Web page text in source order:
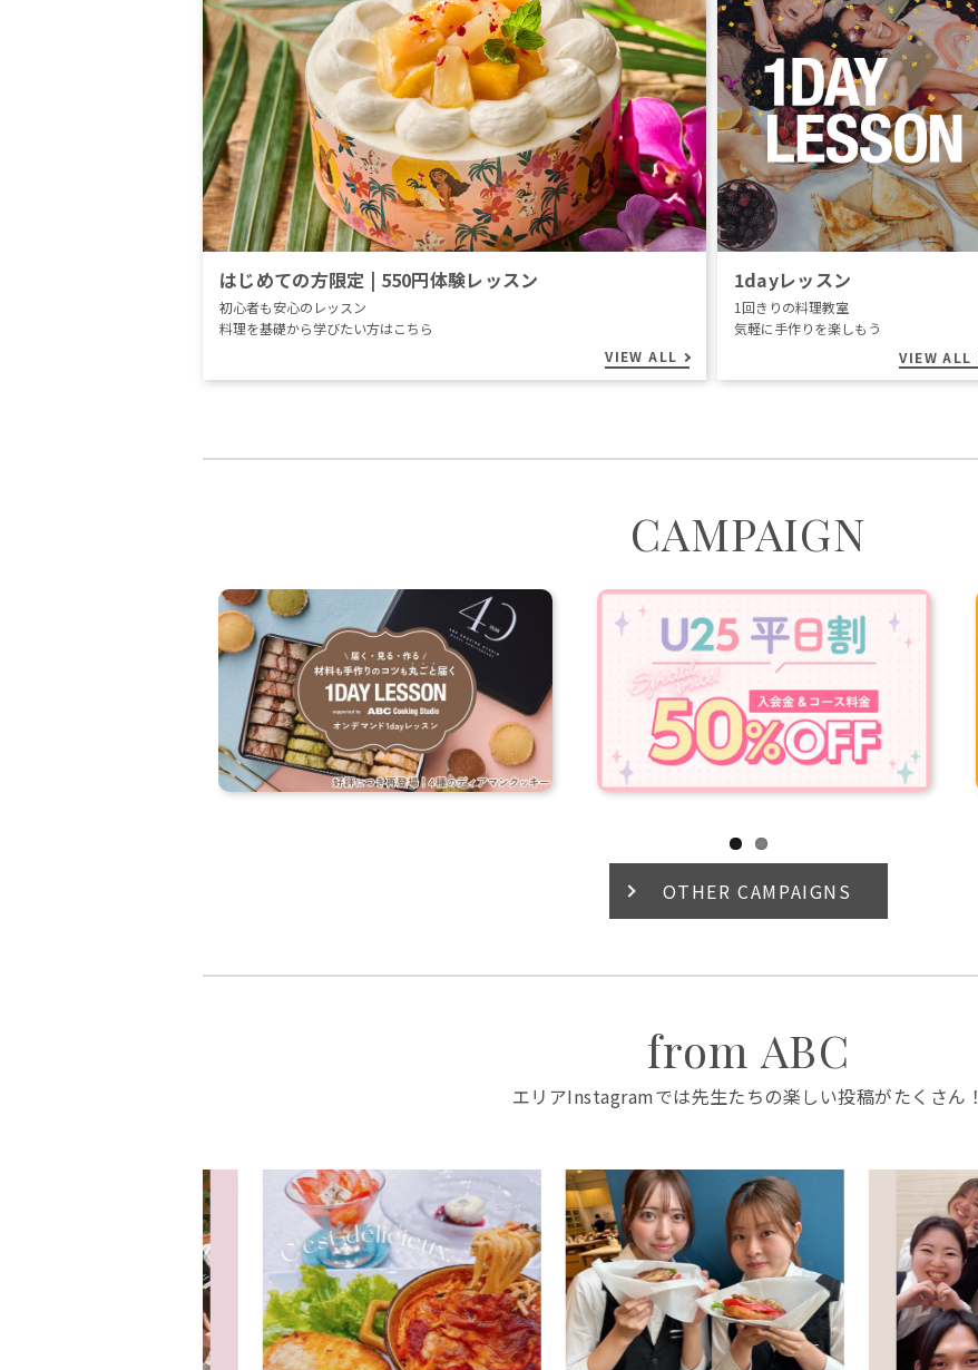
はじめての方限定 | 550円体験レッスン
初心者も安心のレッスン
料理を基礎から学びたい方はこちら
VIEW ALL
1dayレッスン
1回きりの料理教室
気軽に手作りを楽しもう
VIEW ALL
CAMPAIGN
OTHER CAMPAIGNS
from ABC
エリアInstagramでは先生たちの楽しい投稿がたくさん！